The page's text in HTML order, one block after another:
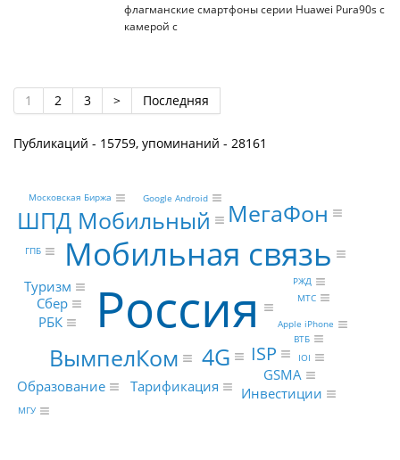
флагманские смартфоны серии Huawei Pura90s с
камерой с
1 2 3 > Последняя
Публикаций - 15759, упоминаний - 28161
Россия
Мобильная связь
ВымпелКом 4G
МегаФон
ШПД Мобильный
ISP
Образование
Туризм
GSMA
Тарификация Инвестиции
Сбер
РБК
Google Android
IOI
Apple iPhone
Московская Биржа
МТС
ВТБ
РЖД
ГПБ
МГУ